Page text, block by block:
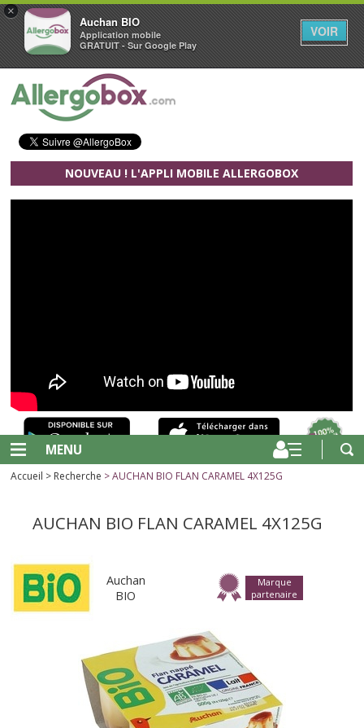
×
Auchan BIO
Application mobile
GRATUIT - Sur Google Play
VOIR
Aller au contenu principal
NOUVEAU ! L'APPLI MOBILE ALLERGOBOX
MENU
Accueil > Recherche > AUCHAN BIO FLAN CARAMEL 4X125G
AUCHAN BIO FLAN CARAMEL 4X125G
Auchan
BIO
Marque
partenaire